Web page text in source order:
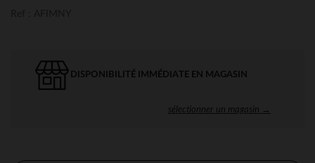
DISPONIBILITÉ IMMÉDIATE EN MAGASIN
sélectionner un magasin →